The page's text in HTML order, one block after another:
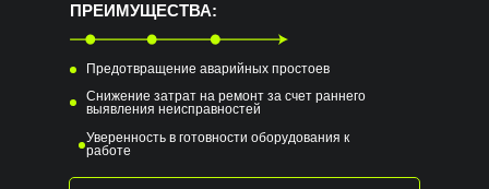
ПРЕИМУЩЕСТВА:
Предотвращение аварийных простоев
Снижение затрат на ремонт за счет раннего
выявления неисправностей
Уверенность в готовности оборудования к
работе